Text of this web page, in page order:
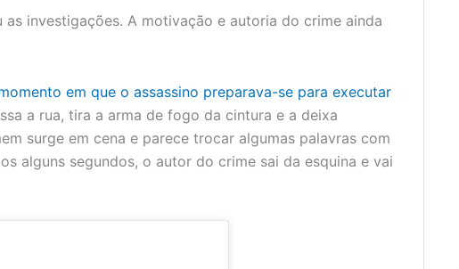
investigações. A motivação e autoria do crime ainda
em que o assassino preparava-se para executar
a rua, tira a arma de fogo da cintura e a deixa
surge em cena e parece trocar algumas palavras com
alguns segundos, o autor do crime sai da esquina e vai